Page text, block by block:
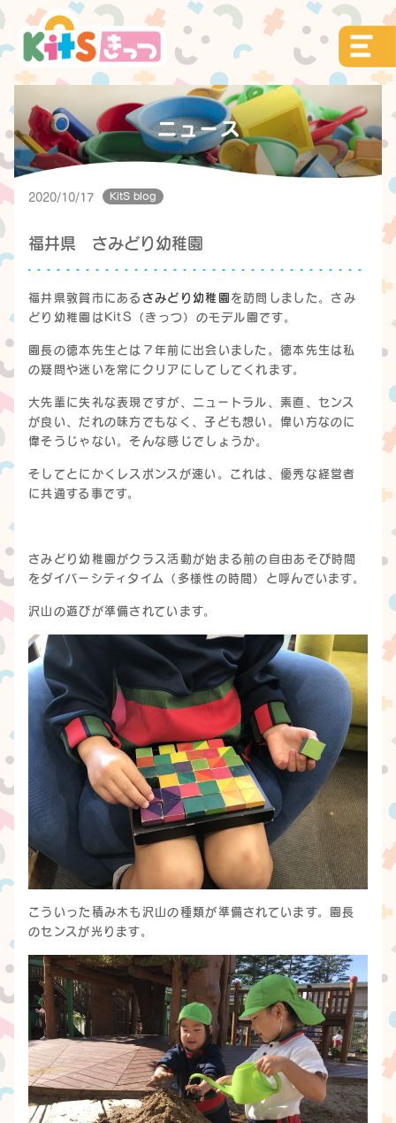
2020/10/17 KitS blog
福井県 さみどり幼稚園
福井県敦賀市にある さみどり幼稚園 を訪問しました。さみ
どり幼稚園はKitS（きっつ）のモデル園です。
園長の徳本先生とは７年前に出会いました。徳本先生は私
の疑問や迷いを常にクリアにしてしてくれます。
大先輩に失礼な表現ですが、ニュートラル、素直、センス
が良い、だれの味方でもなく、子ども想い。偉い方なのに
偉そうじゃない。そんな感じでしょうか。
そしてとにかくレスポンスが速い。これは、優秀な経営者
に共通する事です。
さみどり幼稚園がクラス活動が始まる前の自由あそび時間
をダイバーシティタイム（多様性の時間）と呼んでいます。
沢山の遊びが準備されています。
こういった積み木も沢山の種類が準備されています。園長
のセンスが光ります。